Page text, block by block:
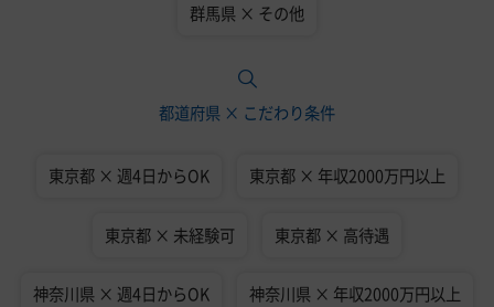
群馬県 × その他
都道府県 × こだわり条件
東京都 × 週4日からOK 東京都 × 年収2000万円以上
東京都 × 未経験可 東京都 × 高待遇
神奈川県 × 週4日からOK 神奈川県 × 年収2000万円以上